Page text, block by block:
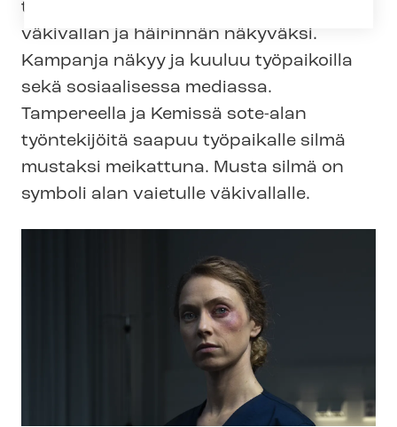
työntekijät tekevät työssä kohtaamansa
väkivallan ja häirinnän näkyväksi.
Kampanja näkyy ja kuuluu työpaikoilla
sekä sosiaalisessa mediassa.
Tampereella ja Kemissä sote-alan
työntekijöitä saapuu työpaikalle silmä
mustaksi meikattuna. Musta silmä on
symboli alan vaietulle väkivallalle.